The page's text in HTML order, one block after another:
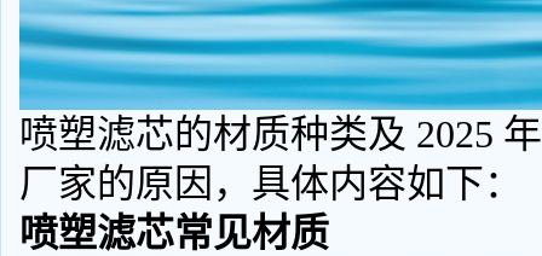
喷塑滤芯的材质种类及 2025
厂家的原因，具体内容如下：
喷塑滤芯常见材质